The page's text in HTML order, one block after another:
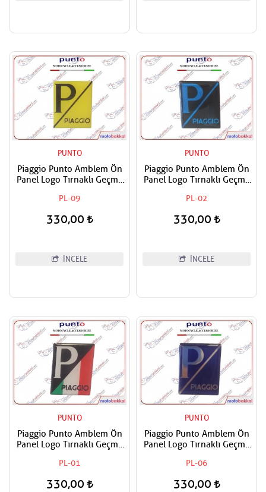
PUNTO
Piaggio Punto Amblem Ön
Panel Logo Tırnaklı Geçme
Siyah
PL-09
330,00
İNCELE
PUNTO
Piaggio Punto Amblem Ön
Panel Logo Tırnaklı Geçme
Mavi
PL-02
330,00
İNCELE
PUNTO
Piaggio Punto Amblem Ön
Panel Logo Tırnaklı Geçme
Bayrak Renkleri
PL-01
330,00
PUNTO
Piaggio Punto Amblem Ön
Panel Logo Tırnaklı Geçme
mavi-Gümüş
PL-06
330,00